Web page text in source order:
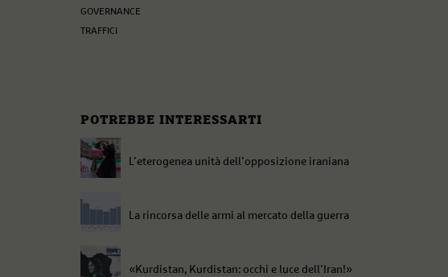
GOVERNANCE
TRAFFICI
POTREBBE INTERESSARTI
L’eterogenea unità dell’opposizione iraniana
La rincorsa delle armi al mercato della guerra
«Kurdistan, Kurdistan: occhi e luce dell’Iran!»